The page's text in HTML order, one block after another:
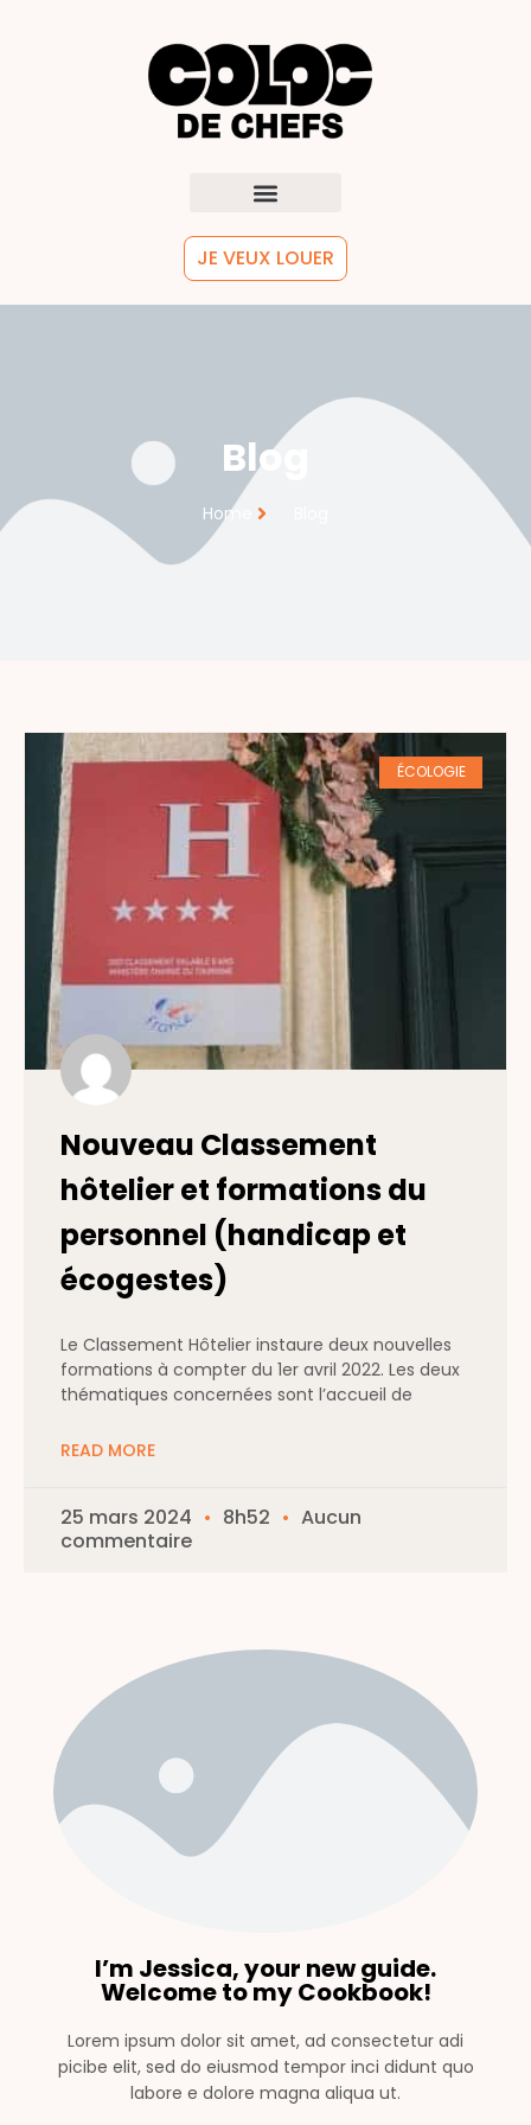
JE VEUX LOUER
Blog
Home
ÉCOLOGIE
Nouveau Classement
hôtelier et formations du
personnel (handicap et
écogestes)
Le Classement Hôtelier instaure deux nouvelles
formations à compter du 1er avril 2022. Les deux
thématiques concernées sont l’accueil de
READ MORE
25 mars 2024 8h52
Aucun
commentaire
I’m Jessica, your new guide.
Welcome to my Cookbook!
Lorem ipsum dolor sit amet, ad consectetur adi
picibe elit, sed do eiusmod tempor inci didunt quo
labore e dolore magna aliqua ut.